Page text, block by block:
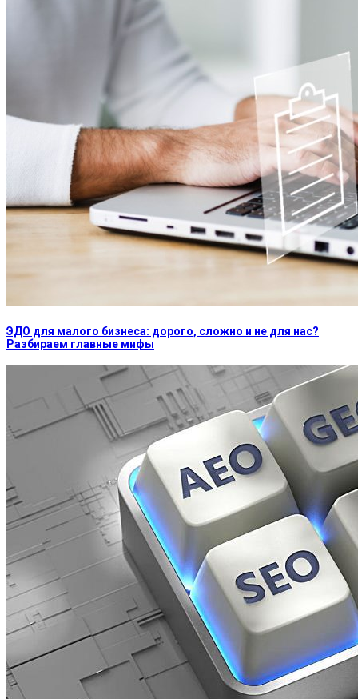
ЭДО для малого бизнеса: дорого, сложно и не для нас?
Разбираем главные мифы